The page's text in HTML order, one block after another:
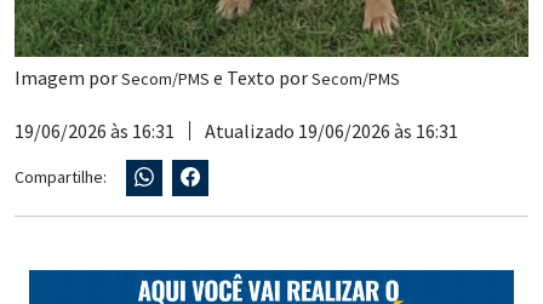
Imagem porSecom/PMS e Texto porSecom/PMS
19/06/2026 às 16:31 Atualizado 19/06/2026 às 16:31
Compartilhe: